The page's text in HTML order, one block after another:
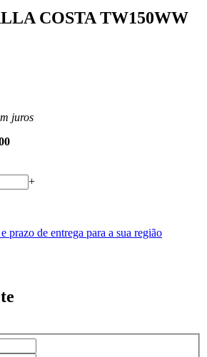
COSTA TW150WW
juros
+
prazo de entrega para a sua região